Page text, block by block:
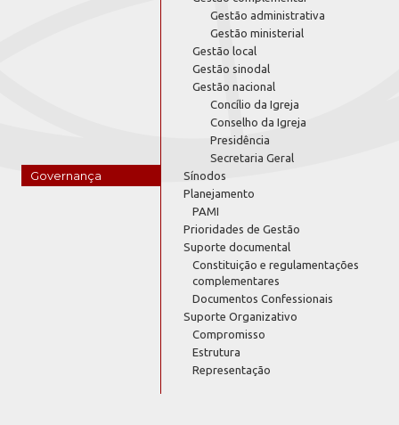
Governança
Gestão administrativa
Gestão ministerial
Gestão local
Gestão sinodal
Gestão nacional
Concílio da Igreja
Conselho da Igreja
Presidência
Secretaria Geral
Sínodos
Planejamento
PAMI
Prioridades de Gestão
Suporte documental
Constituição e regulamentações
complementares
Documentos Confessionais
Suporte Organizativo
Compromisso
Estrutura
Representação